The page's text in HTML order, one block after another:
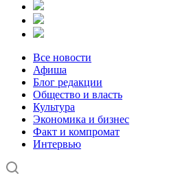
Все новости
Афиша
Блог редакции
Общество и власть
Культура
Экономика и бизнес
Факт и компромат
Интервью